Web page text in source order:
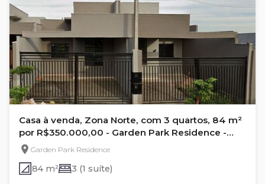
Casa à venda, Zona Norte, com 3 quartos, 84 m²
por R$350.000,00 - Garden Park Residence -
Londrina,
Garden Park Residence
84 m² 3 (1 suíte)